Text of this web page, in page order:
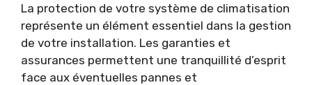
La protection de votre système de climatisation
représente un élément essentiel dans la gestion
de votre installation. Les garanties et
assurances permettent une tranquillité d’esprit
face aux éventuelles pannes et